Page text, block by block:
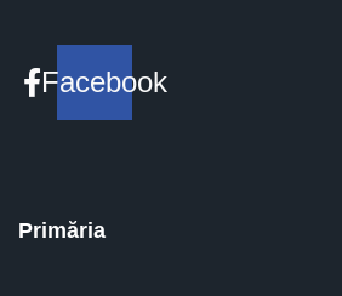
Facebook
Primăria